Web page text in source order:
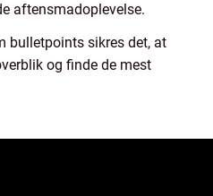
aftensmadoplevelse.
bulletpoints sikres det, at
og finde de mest